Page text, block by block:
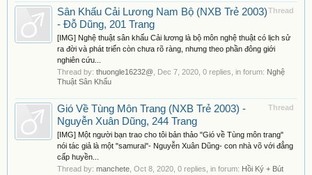
Thread
Sân Khấu Cải Lương Nam Bộ (NXB Trẻ 2003)
- Đỗ Dũng, 201 Trang
[IMG] Nghệ thuật sân khấu Cải lương là bộ môn nghệ thuật có lịch sử
ra đời và phát triển còn chưa rõ ràng, nhưng theo phần đông giới
nghiên cứu...
Thread by: thuongle16232@ Dec 7, 2020 , 0 replies, in forum: Nghệ
Thuật Sân Khấu
Thread
Gió Về Tùng Môn Trang (NXB Trẻ 2003) -
Nguyễn Xuân Dũng, 244 Trang
[IMG] Một người bạn trao cho tôi bản thảo "Gió về Tùng môn trang"
nói tác giả là một "samurai"- Nguyễn Xuân Dũng- con nhà võ với đẳng
cấp huyền...
Thread by: manchete Oct 8, 2020 , 0 replies, in forum: Hồi Ký + Bút